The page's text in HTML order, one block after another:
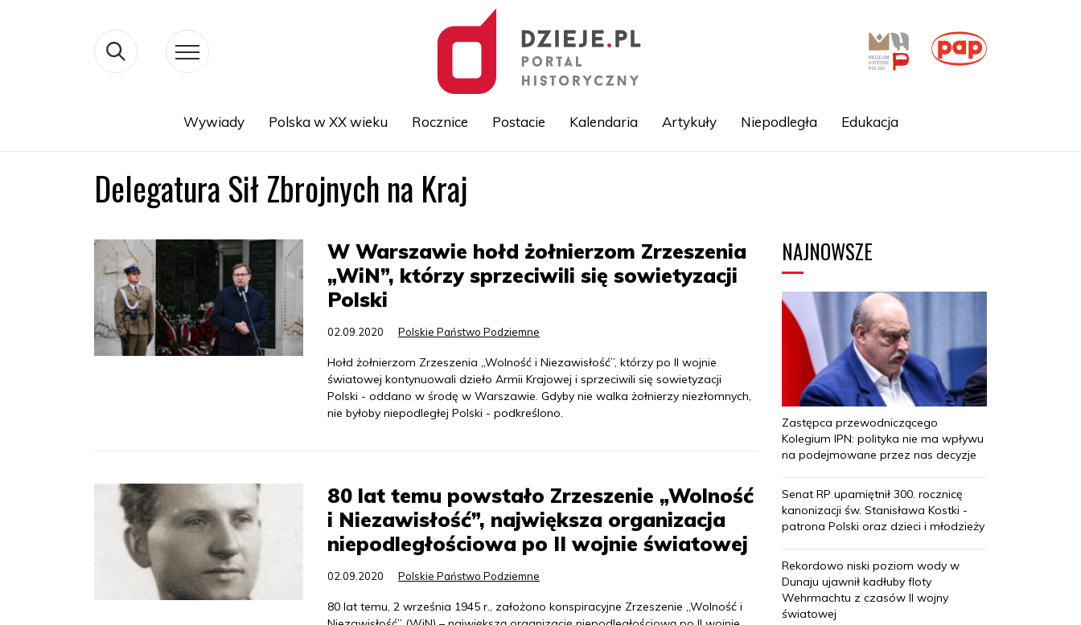
Wywiady Polska w XX wieku Rocznice Postacie Kalendaria Artykuły Niepodległa Edukacja
Delegatura Sił Zbrojnych na Kraj
W Warszawie hołd żołnierzom Zrzeszenia
„WiN”, którzy sprzeciwili się sowietyzacji
Polski
02.09.2020 Polskie Państwo Podziemne
Hołd żołnierzom Zrzeszenia „Wolność i Niezawisłość”, którzy po II wojnie
światowej kontynuowali dzieło Armii Krajowej i sprzeciwili się sowietyzacji
Polski - oddano w środę w Warszawie. Gdyby nie walka żołnierzy niezłomnych,
nie byłoby niepodległej Polski - podkreślono.
80 lat temu powstało Zrzeszenie „Wolność
i Niezawisłość”, największa organizacja
niepodległościowa po II wojnie światowej
02.09.2020 Polskie Państwo Podziemne
80 lat temu, 2 września 1945 r., założono konspiracyjne Zrzeszenie „Wolność i
NAJNOWSZE
Zastępca przewodniczącego
Kolegium IPN: polityka nie ma wpływu
na podejmowane przez nas decyzje
Senat RP upamiętnił 300. rocznicę
kanonizacji św. Stanisława Kostki -
patrona Polski oraz dzieci i młodzieży
Rekordowo niski poziom wody w
Dunaju ujawnił kadłuby floty
Wehrmachtu z czasów II wojny
światowej